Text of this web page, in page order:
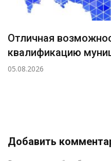
Отличная
квалификацию
05.08.2026
Добавить